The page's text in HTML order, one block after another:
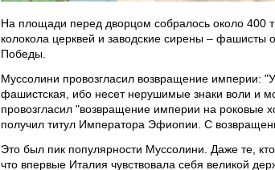
На площади перед дворцом собралось около 400
колокола церквей и заводские сирены – фашисты
Победы.
Муссолини провозгласил возвращение империи:
фашистская, ибо несет нерушимые знаки воли и
провозгласил "возвращение империи на
получил титул Императора Эфиопии. С
Это был пик популярности Муссолини. Даже те,
что впервые Италия чувствовала себя великой